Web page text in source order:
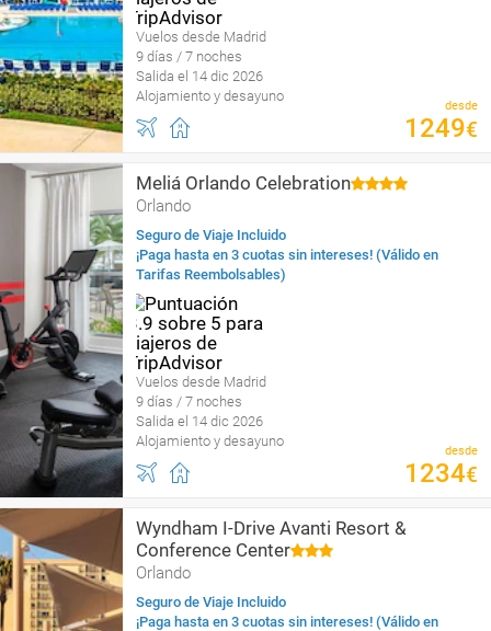
Vuelos desde Madrid
9 días / 7 noches
Salida el 14 dic 2026
Alojamiento y desayuno
desde
1249€
Meliá Orlando Celebration
Orlando
Seguro de Viaje Incluido
¡Paga hasta en 3 cuotas sin intereses! (Válido en
Tarifas Reembolsables)
Vuelos desde Madrid
9 días / 7 noches
Salida el 14 dic 2026
Alojamiento y desayuno
desde
1234€
Wyndham I-Drive Avanti Resort &
Conference Center
Orlando
Seguro de Viaje Incluido
¡Paga hasta en 3 cuotas sin intereses! (Válido en